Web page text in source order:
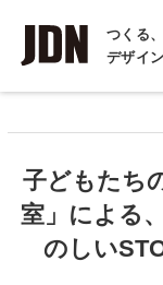
つくる
デザイ
インタビュー
コラム
子どもたち
室」による
のしい